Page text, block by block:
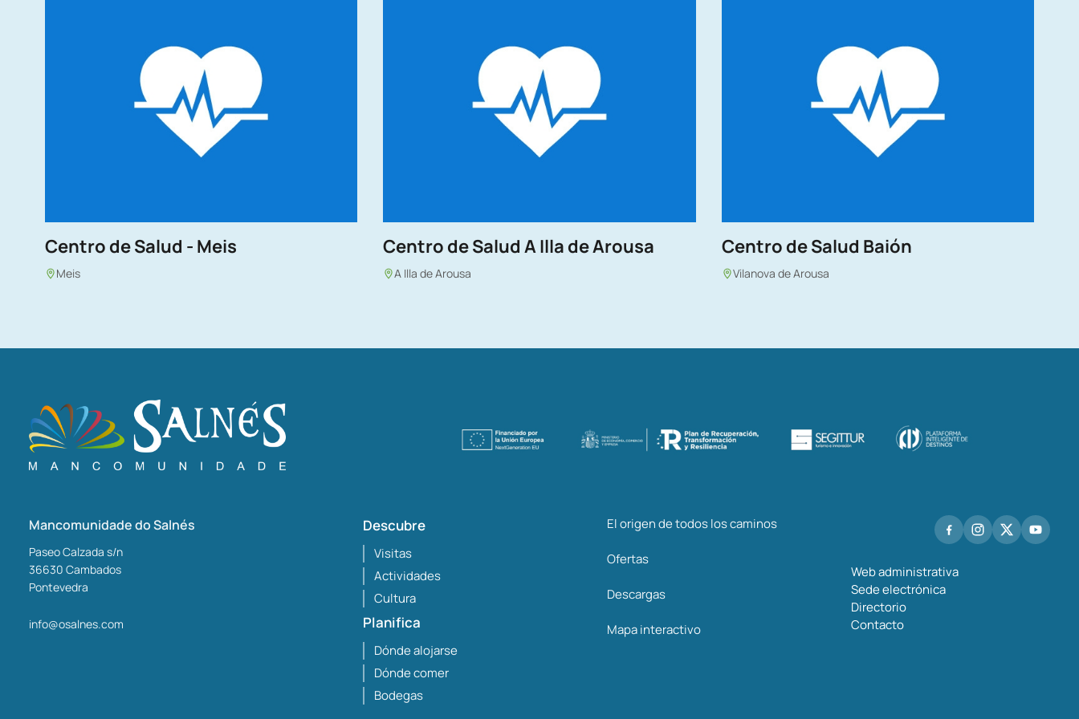
Centro de Salud - Meis
Meis
Centro de Salud A Illa de Arousa
A Illa de Arousa
Centro de Salud Baión
Vilanova de Arousa
Mancomunidade do Salnés
Paseo Calzada s/n
36630 Cambados
Pontevedra
info@osalnes.com
Descubre
Visitas
Actividades
Cultura
Planifica
Dónde alojarse
Dónde comer
Bodegas
El origen de todos los caminos
Ofertas
Descargas
Mapa interactivo
Web administrativa
Sede electrónica
Directorio
Contacto